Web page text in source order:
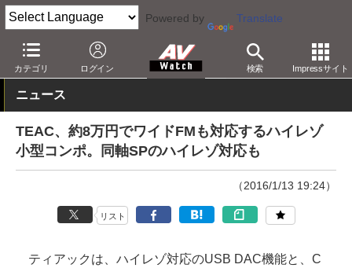
Powered by Translate
カテゴリ ログイン 検索 Impressサイト
AV Watch 製品 オーディオスピーカー
ニュース
TEAC、約8万円でワイドFMも対応するハイレゾ
小型コンポ。同軸SPのハイレゾ対応も
（2016/1/13 19:24）
リスト
ティアックは、ハイレゾ対応のUSB DAC機能と、C